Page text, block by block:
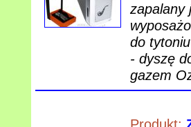
zapalany
do
- dyszę
gazem